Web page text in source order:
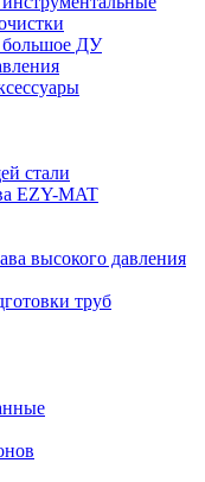
ДУ
стали
EZY-MAT
высокого давления
труб